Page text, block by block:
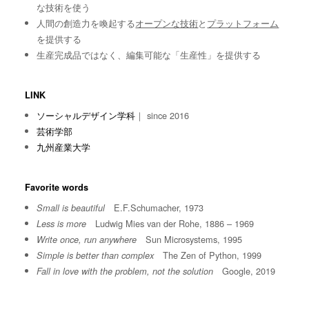
な技術を使う
人間の創造力を喚起するオープンな技術と プラットフォーム
を提供する
生産完成品ではなく、編集可能な「生産性」を提供する
LINK
ソーシャルデザイン学科 ｜ since 2016
芸術学部
九州産業大学
Favorite words
Small is beautifulE.F.Schumacher, 1973
Less is more Ludwig Mies van der Rohe, 1886 – 1969
Write once, run anywhere Sun Microsystems, 1995
Simple is better than complexThe Zen of Python, 1999
Fall in love with the problem, not the solution Google, 2019